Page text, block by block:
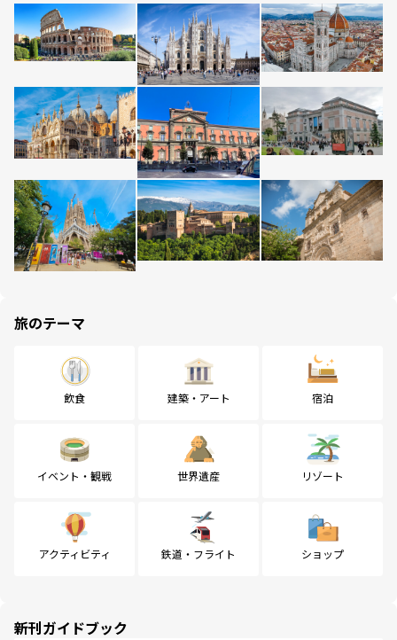
旅のテーマ
飲食 建築・アート 宿泊
イベント・観戦 世界遺産 リゾート
アクティビティ 鉄道・フライト ショップ
新刊ガイドブック